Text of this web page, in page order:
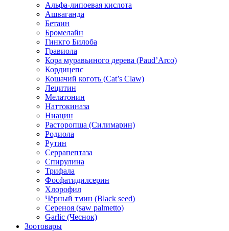
Альфа-липоевая кислота
Ашваганда
Бетаин
Бромелайн
Гинкго Билоба
Гравиола
Кора муравьиного дерева (Paud’Arco)
Кордицепс
Кошачий коготь (Cat’s Claw)
Лецитин
Мелатонин
Наттокиназа
Ниацин
Расторопша (Силимарин)
Родиола
Рутин
Серрапептаза
Спирулина
Трифала
Фосфатидилсерин
Хлорофил
Чёрный тмин (Black seed)
Сереноя (saw palmetto)
Garlic (Чеснок)
Зоотовары